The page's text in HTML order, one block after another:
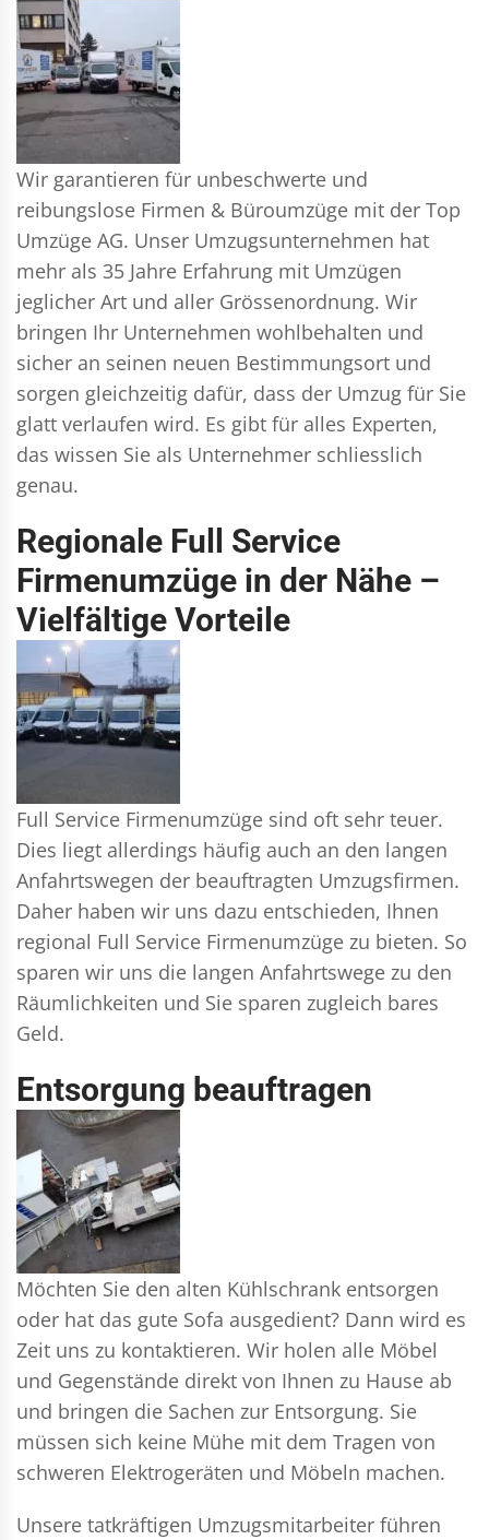
Wir garantieren für unbeschwerte und
reibungslose Firmen & Büroumzüge mit der Top
Umzüge AG. Unser Umzugsunternehmen hat
mehr als 35 Jahre Erfahrung mit Umzügen
jeglicher Art und aller Grössenordnung. Wir
bringen Ihr Unternehmen wohlbehalten und
sicher an seinen neuen Bestimmungsort und
sorgen gleichzeitig dafür, dass der Umzug für Sie
glatt verlaufen wird. Es gibt für alles Experten,
das wissen Sie als Unternehmer schliesslich
genau.
Regionale Full Service
Firmenumzüge in der Nähe –
Vielfältige Vorteile
Full Service Firmenumzüge sind oft sehr teuer.
Dies liegt allerdings häufig auch an den langen
Anfahrtswegen der beauftragten Umzugsfirmen.
Daher haben wir uns dazu entschieden, Ihnen
regional Full Service Firmenumzüge zu bieten. So
sparen wir uns die langen Anfahrtswege zu den
Räumlichkeiten und Sie sparen zugleich bares
Geld.
Entsorgung beauftragen
Möchten Sie den alten Kühlschrank entsorgen
oder hat das gute Sofa ausgedient? Dann wird es
Zeit uns zu kontaktieren. Wir holen alle Möbel
und Gegenstände direkt von Ihnen zu Hause ab
und bringen die Sachen zur Entsorgung. Sie
müssen sich keine Mühe mit dem Tragen von
schweren Elektrogeräten und Möbeln machen.
Unsere tatkräftigen Umzugsmitarbeiter führen